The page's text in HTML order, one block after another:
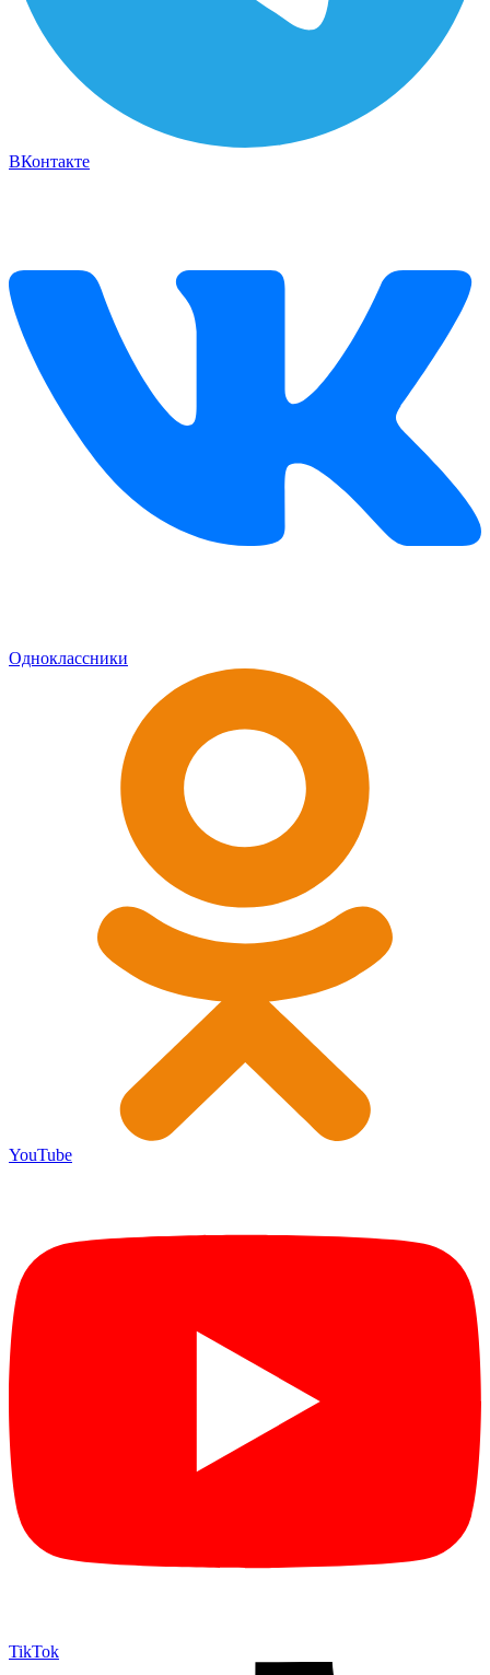
ВКонтакте
Одноклассники
YouTube
TikTok